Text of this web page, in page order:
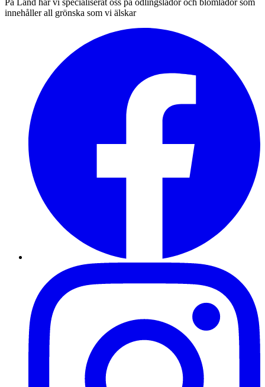
innehåller all grönska som vi älskar